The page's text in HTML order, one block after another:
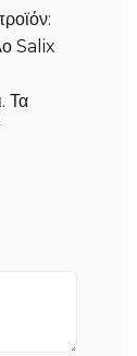
Salix
Τα